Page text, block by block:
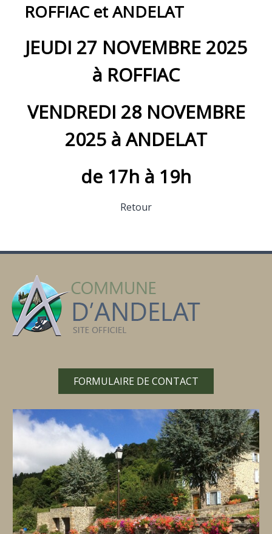
ROFFIAC et ANDELAT
JEUDI 27 NOVEMBRE 2025
à ROFFIAC
VENDREDI 28 NOVEMBRE
2025 à ANDELAT
de 17h à 19h
Retour
FORMULAIRE DE CONTACT